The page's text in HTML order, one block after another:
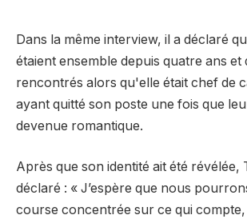
Dans la même interview, il a déclaré
étaient ensemble depuis quatre ans et
rencontrés alors qu'elle était chef de
ayant quitté son poste une fois que
devenue romantique.
Après que son identité ait été révélée,
déclaré : « J’espère que nous
course concentrée sur ce qui